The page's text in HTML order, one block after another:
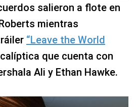
salieron a flote en
mientras
“Leave the World
que cuenta con
Ali y Ethan Hawke.